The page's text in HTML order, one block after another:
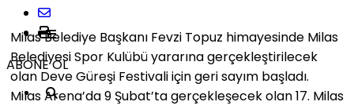
ABONE OL
Milas Belediye Başkanı Fevzi Topuz himayesinde Milas
Belediyesi Spor Kulübü yararına gerçekleştirilecek
olan Deve Güreşi Festivali için geri sayım başladı.
Milas Arena’da 9 Şubat’ta gerçekleşecek olan 17. Milas